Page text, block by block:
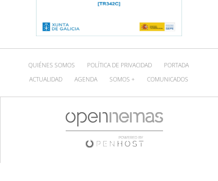
QUIÉNES SOMOS POLÍTICA DE PRIVACIDAD
PORTADA
ACTUALIDAD
AGENDA SOMOS + COMUNICADOS